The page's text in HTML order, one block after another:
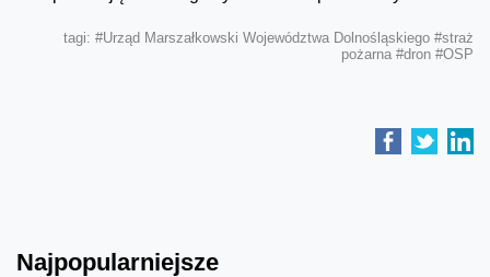
tagi: #Urząd Marszałkowski Województwa Dolnośląskiego #straż
pożarna #dron #OSP
Najpopularniejsze